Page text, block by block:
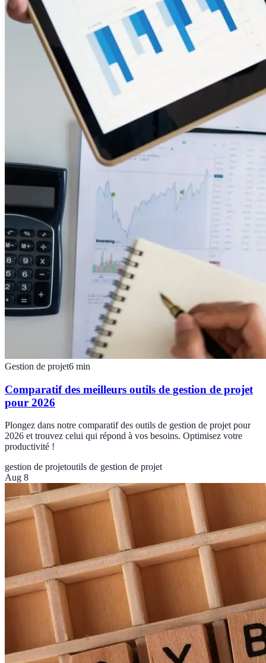
Gestion de projet6 min
Comparatif des meilleurs outils de gestion de projet
pour 2026
Plongez dans notre comparatif des outils de gestion de projet pour
2026 et trouvez celui qui répond à vos besoins. Optimisez votre
productivité !
gestion de projetoutils de gestion de projet
Aug 8